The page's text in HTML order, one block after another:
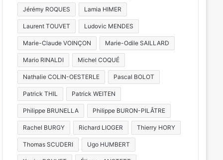
Culture & spectacles
3 août 2026
de musique celte
de Bliesbruck les
2026
Le « Rêve américain » et ses voitures de collection reviennent ce dimanche à Hagondange
5 août 2026
4 soirées concerts prévues à Ars-sur-Moselle du 7 au 28 août 2026
4 août 2026
Jérémy ROQUES Lamia HIMER
Laurent TOUVET Ludovic MENDES
Marie-Claude VOINÇON Marie-Odile SAILLARD
Mario RINALDI Michel COQUÉ
Nathalie COLIN-OESTERLE Pascal BOLOT
Patrick THIL Patrick WEITEN
Philippe BRUNELLA Philippe BURON-PILÂTRE
Rachel BURGY Richard LIOGER Thierry HORY
Thomas SCUDERI Ugo HUMBERT